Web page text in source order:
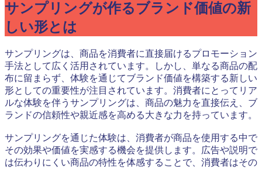
サンプリングが作るブランド価値の新
しい形とは
サンプリングは、商品を消費者に直接届けるプロモーション
手法として広く活用されています。しかし、単なる商品の配
布に留まらず、体験を通じてブランド価値を構築する新しい
形としての重要性が注目されています。消費者にとってリア
ルな体験を伴うサンプリングは、商品の魅力を直接伝え、ブ
ランドの信頼性や親近感を高める大きな力を持っています。
サンプリングを通じた体験は、消費者が商品を使用する中で
その効果や価値を実感する機会を提供します。広告や説明で
は伝わりにくい商品の特性を体感することで、消費者はその